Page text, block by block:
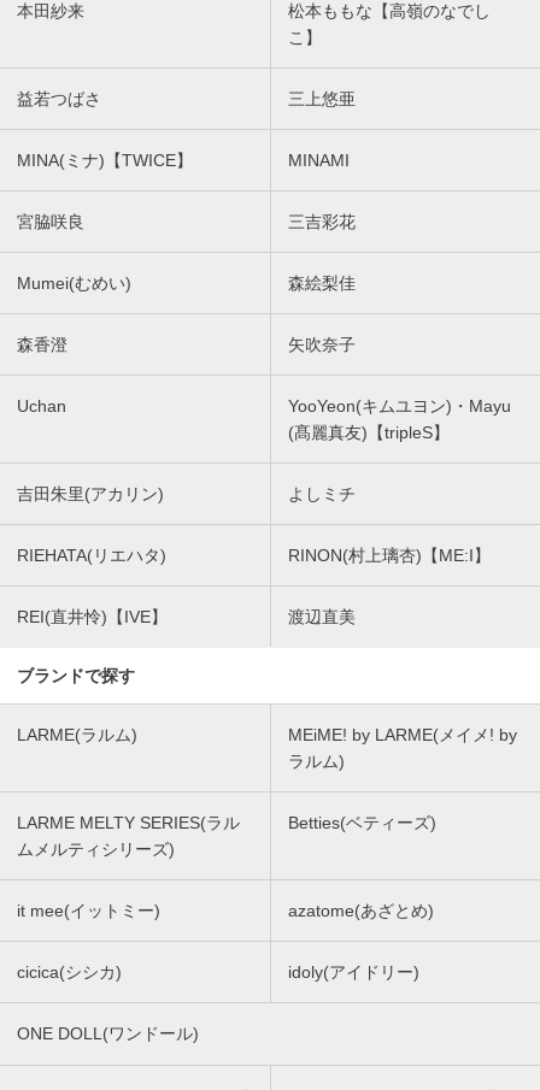
本田紗来
松本ももな【高嶺のなでし
こ】
益若つばさ 三上悠亜
MINA(ミナ)【TWICE】 MINAMI
宮脇咲良 三吉彩花
Mumei(むめい) 森絵梨佳
森香澄 矢吹奈子
Uchan
YooYeon(キムユヨン)・Mayu
(髙麗真友)【tripleS】
吉田朱里(アカリン) よしミチ
RIEHATA(リエハタ) RINON(村上璃杏)【ME:I】
REI(直井怜)【IVE】 渡辺直美
ブランドで探す
LARME(ラルム)
MEiME! by LARME(メイメ! by
ラルム)
LARME MELTY SERIES(ラル
ムメルティシリーズ)
Betties(ベティーズ)
it mee(イットミー) azatome(あざとめ)
cicica(シシカ) idoly(アイドリー)
ONE DOLL(ワンドール)